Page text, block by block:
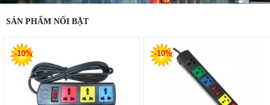
SẢN PHẨM NỔI BẬT
-10% -10%